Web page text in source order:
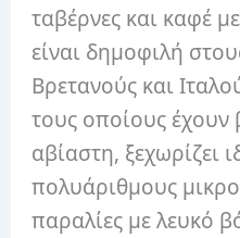
ταβέρνες και καφέ
είναι δημοφιλή
Βρετανούς και
τους οποίους έχουν
αβίαστη, ξεχωρίζει
πολυάριθμους
παραλίες με λευκό